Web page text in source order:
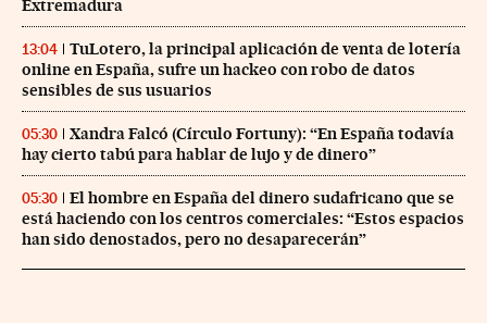
Extremadura
13:04
TuLotero, la principal aplicación de venta de lotería
online en España, sufre un hackeo con robo de datos
sensibles de sus usuarios
05:30
Xandra Falcó (Círculo Fortuny): “En España todavía
hay cierto tabú para hablar de lujo y de dinero”
05:30
El hombre en España del dinero sudafricano que se
está haciendo con los centros comerciales: “Estos espacios
han sido denostados, pero no desaparecerán”